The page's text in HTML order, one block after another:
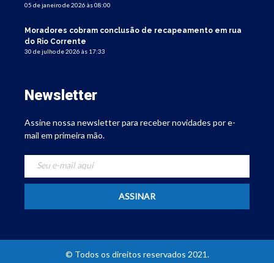
05 de janeiro de 2026 às 08:00
Moradores cobram conclusão de recapeamento em rua
do Rio Corrente
30 de julho de 2026 às 17:33
Newsletter
Assine nossa newsletter para receber novidades por e-
mail em primeira mão.
© Todos os direitos reservados 2021.